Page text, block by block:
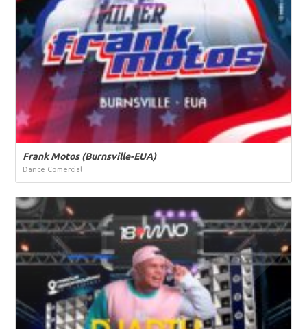
Frank Motos (Burnsville-EUA)
Dance Comercial